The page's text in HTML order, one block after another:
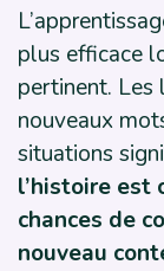
plus efficace
pertinent. Les
nouveaux
situations
l’histoire est
chances de
nouveau